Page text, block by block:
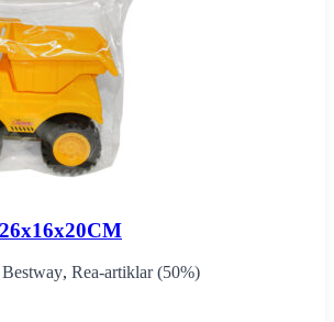
, Rea-artiklar (50%)